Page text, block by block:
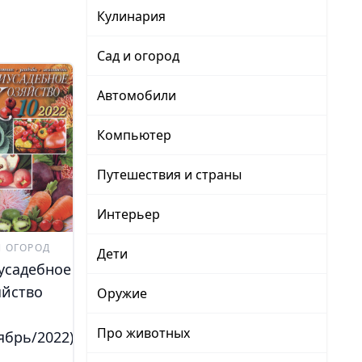
ОГОРОД
2022)
Кулинария
Сад и огород
Автомобили
Компьютер
Путешествия и страны
Интерьер
Дети
Оружие
Про животных